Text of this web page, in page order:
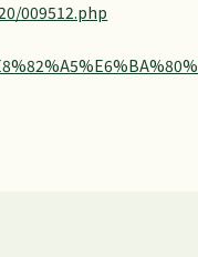
009512.php